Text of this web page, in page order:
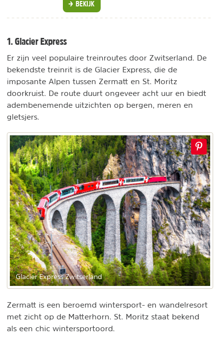
BEKIJK
1. Glacier Express
Er zijn veel populaire treinroutes door Zwitserland. De
bekendste treinrit is de Glacier Express, die de
imposante Alpen tussen Zermatt en St. Moritz
doorkruist. De route duurt ongeveer acht uur en biedt
adembenemende uitzichten op bergen, meren en
gletsjers.
Glacier Express Zwitserland
Zermatt is een beroemd wintersport- en wandelresort
met zicht op de Matterhorn. St. Moritz staat bekend
als een chic wintersportoord.